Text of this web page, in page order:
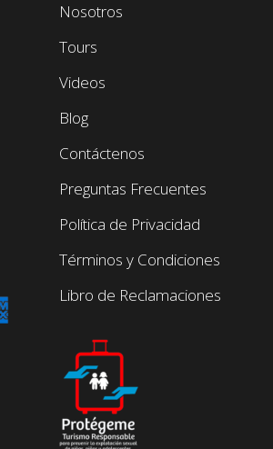
Nosotros
Tours
Videos
Blog
Contáctenos
Preguntas Frecuentes
Política de Privacidad
Términos y Condiciones
Libro de Reclamaciones